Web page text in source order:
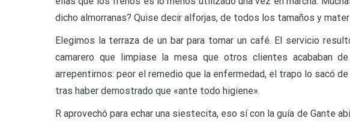
dicho almorranas? Quise decir alforjas, de todos los tamaños y
Elegimos la terraza de un bar para tomar un café. El servicio
camarero que limpiase la mesa que otros clientes acababan
arrepentirnos: peor el remedio que la enfermedad, el trapo lo sacó
tras haber demostrado que «ante todo higiene».
R aprovechó para echar una siestecita, eso sí con la guía de Gante